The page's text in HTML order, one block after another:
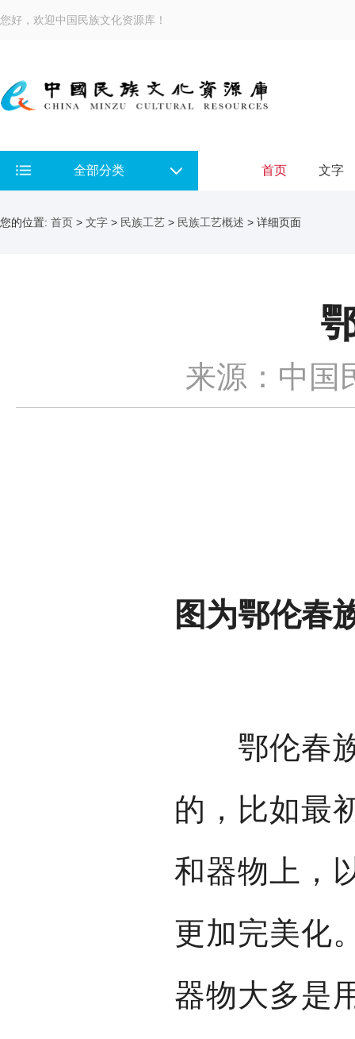
您好，欢迎中国民族文化资源库！
全部分类 首页 文字
您的位置: 首页 > 文字 > 民族工艺 > 民族工艺概述 > 详细页面
来源：中国
图为鄂伦春
鄂伦春族
的，比如最
和器物上，
更加完美化
器物大多是